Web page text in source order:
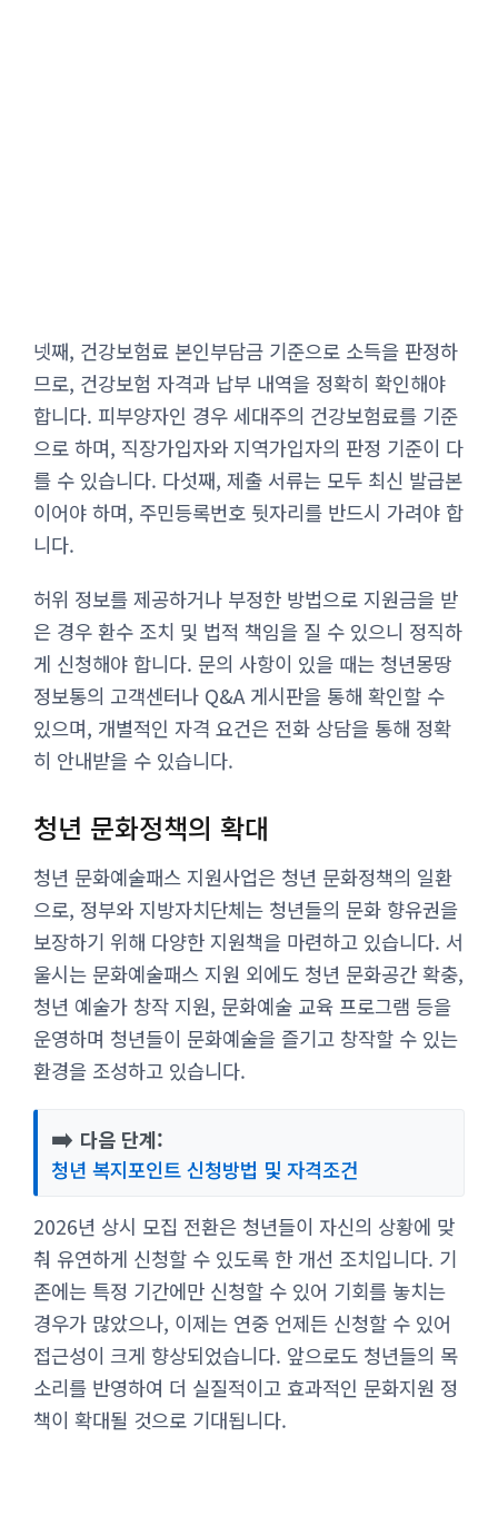
넷째, 건강보험료 본인부담금 기준으로 소득을 판정하
므로, 건강보험 자격과 납부 내역을 정확히 확인해야
합니다. 피부양자인 경우 세대주의 건강보험료를 기준
으로 하며, 직장가입자와 지역가입자의 판정 기준이 다
를 수 있습니다. 다섯째, 제출 서류는 모두 최신 발급본
이어야 하며, 주민등록번호 뒷자리를 반드시 가려야 합
니다.
허위 정보를 제공하거나 부정한 방법으로 지원금을 받
은 경우 환수 조치 및 법적 책임을 질 수 있으니 정직하
게 신청해야 합니다. 문의 사항이 있을 때는 청년몽땅
정보통의 고객센터나 Q&A 게시판을 통해 확인할 수
있으며, 개별적인 자격 요건은 전화 상담을 통해 정확
히 안내받을 수 있습니다.
청년 문화정책의 확대
청년 문화예술패스 지원사업은 청년 문화정책의 일환
으로, 정부와 지방자치단체는 청년들의 문화 향유권을
보장하기 위해 다양한 지원책을 마련하고 있습니다. 서
울시는 문화예술패스 지원 외에도 청년 문화공간 확충,
청년 예술가 창작 지원, 문화예술 교육 프로그램 등을
운영하며 청년들이 문화예술을 즐기고 창작할 수 있는
환경을 조성하고 있습니다.
➡️ 다음 단계:
청년 복지포인트 신청방법 및 자격조건
2026년 상시 모집 전환은 청년들이 자신의 상황에 맞
춰 유연하게 신청할 수 있도록 한 개선 조치입니다. 기
존에는 특정 기간에만 신청할 수 있어 기회를 놓치는
경우가 많았으나, 이제는 연중 언제든 신청할 수 있어
접근성이 크게 향상되었습니다. 앞으로도 청년들의 목
소리를 반영하여 더 실질적이고 효과적인 문화지원 정
책이 확대될 것으로 기대됩니다.